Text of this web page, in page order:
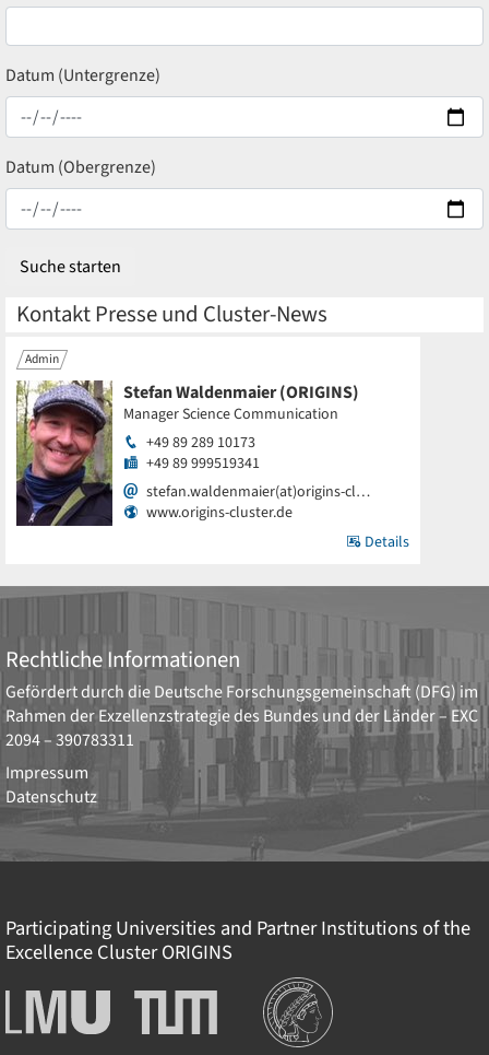
Datum (Untergrenze)
Datum (Obergrenze)
Kontakt Presse und Cluster-News
Admin
Stefan Waldenmaier (ORIGINS)
Manager Science Communication
+49 89 289 10173
+49 89 999519341
stefan.waldenmaier(at)origins-cl…
www.origins-cluster.de
Details
Rechtliche Informationen
Gefördert durch dieDeutsche Forschungsgemeinschaft (DFG) im
Rahmen der Exzellenzstrategie des Bundes und der Länder – EXC
2094 – 390783311
Impressum
Datenschutz
Participating Universities and Partner Institutions of the
Excellence ClusterORIGINS
Ludwig-
Maximilians-
Technische
Universität
Institutionen